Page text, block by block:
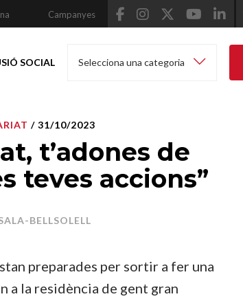
Campanyes
SOCIAL Selecciona una categoria
/ 31/10/2023
t’adones de
teves accions”
BELLSOLELL
preparades per sortir a fer una
a la residència de gent gran